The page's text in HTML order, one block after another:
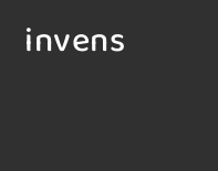
invens